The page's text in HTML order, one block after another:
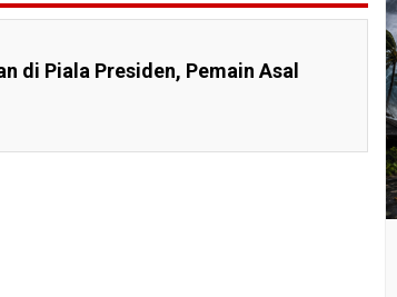
di Piala Presiden, Pemain Asal